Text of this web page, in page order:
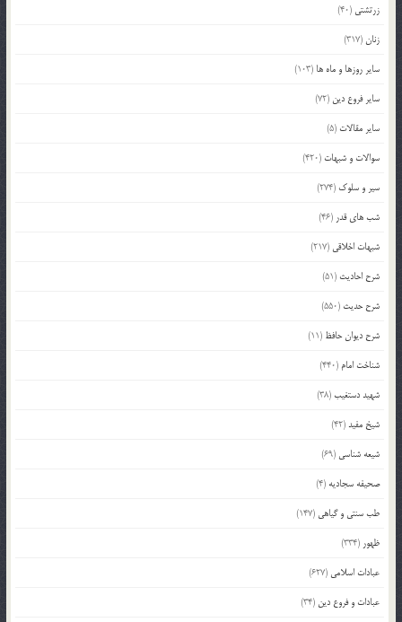
زرتشتی (40)
زنان(317)
سایر روزها و ماه ها (103)
سایر فروع دین (72)
سایر مقالات (5)
سوالات و شبهات (420)
سیر و سلوک (274)
شب های قدر (46)
شبهات اخلاقی (217)
شرح احادیث (51)
شرح حدیث (550)
شرح دیوان حافظ (11)
شناخت امام (440)
شهید دستغیب(38)
شیخ مفید(42)
شیعه شناسی (69)
صحیفه سجادیه (4)
طب سنتی و گیاهی (147)
ظهور (334)
عبادات اسلامی (627)
عبادات و فروع دین (34)